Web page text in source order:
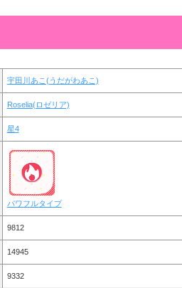
宇田川あこ(うだがわあこ)
Roselia(ロゼリア)
星4
パワフルタイプ
9812
14945
9332